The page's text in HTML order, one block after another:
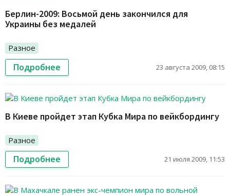
Берлин-2009: Восьмой день закончился для
Украины без медалей
Разное
Подробнее 23 августа 2009, 08:15
В Киеве пройдет этап Кубка Мира по вейкбордингу
Разное
Подробнее 21 июля 2009, 11:53